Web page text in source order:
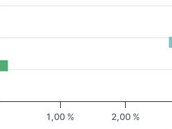
1,00 % 2,00 %